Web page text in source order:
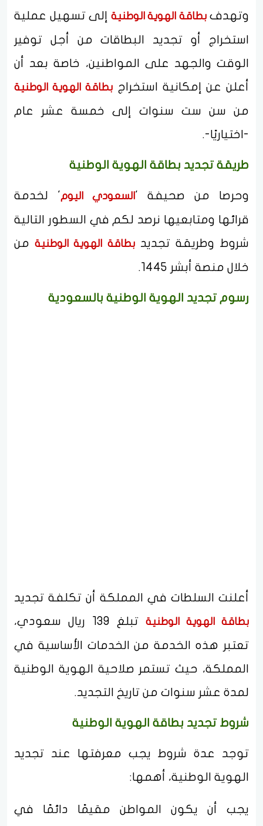
وتهدفبطاقة الهوية الوطنية إلى تسهيل عملية
استخراج أو تجديد البطاقات من أجل توفير
الوقت والجهد على المواطنين، خاصة بعد أن
أعلن عن إمكانية استخراج بطاقة الهوية الوطنية
من سن ست سنوات إلى خمسة عشر عام
-اختياريًا-.
طريقة تجديد بطاقة الهوية الوطنية
وحرصا من صحيفة ' السعودي اليوم' لخدمة
قرائها ومتابعيها نرصد لكم في السطور التالية
شروط وطريقة تجديدبطاقة الهوية الوطنيةمن
خلال منصة أبشر 1445.
رسوم تجديد الهوية الوطنية بالسعودية
أعلنت السلطات في المملكة أن تكلفة تجديد
بطاقة الهوية الوطنية
تبلغ 139 ريال سعودي،
تعتبر هذه الخدمة من الخدمات الأساسية في
المملكة، حيث تستمر صلاحية الهوية الوطنية
لمدة عشر سنوات من تاريخ التجديد.
شروط تجديد بطاقة الهوية الوطنية
توجد عدة شروط يجب معرفتها عند تجديد
الهوية الوطنية، أهمها:
يجب أن يكون المواطن مقيمًا دائمًا في